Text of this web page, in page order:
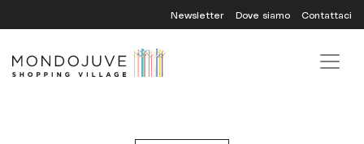
to
Newsletter Dove siamo Contattaci